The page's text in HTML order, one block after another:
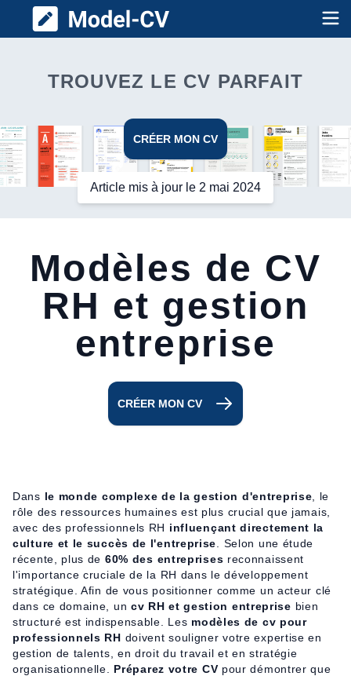
Model CV
TROUVEZ LE CV PARFAIT
CRÉER MON CV
Article mis à jour le 2 mai 2024
Modèles de CV
RH et gestion
entreprise
CRÉER MON CV
Dans le monde complexe de la gestion d'entreprise , le
rôle des ressources humaines est plus crucial que jamais,
avec des professionnels RH influençant directement la
culture et le succès de l'entreprise . Selon une étude
récente, plus de 60% des entreprises reconnaissent
l'importance cruciale de la RH dans le développement
stratégique. Afin de vous positionner comme un acteur clé
dans ce domaine, un cv RH et gestion entreprise bien
structuré est indispensable. Les modèles de cv pour
professionnels RH doivent souligner votre expertise en
gestion de talents, en droit du travail et en stratégie
organisationnelle. Préparez votre CV pour démontrer que